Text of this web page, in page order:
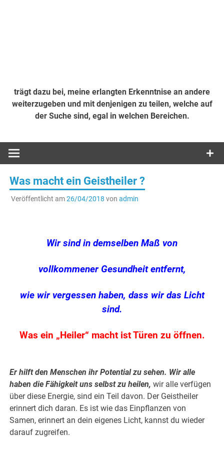
trägt dazu bei, meine erlangten Erkenntnise an andere
weiterzugeben und mit denjenigen zu teilen, welche auf
der Suche sind, egal in welchen Bereichen.
Was macht ein Geistheiler ?
Veröffentlicht am26/04/2018 von admin
Wir sind in demselben Maß von
vollkommener Gesundheit entfernt,
wie wir vergessen haben, dass wir das Licht
sind.
Was ein „Heiler“ macht ist Türen zu öffnen.
Er hilft den Menschen ihr Potential zu sehen. Wir alle
haben die Fähigkeit uns selbst zu heilen, wir alle verfügen
über diese Energie, sind ein Teil davon. Der Geistheiler
erinnert dich daran. Es ist wie das Einpflanzen von
Samen, erinnert an dein eigenes Licht, kannst du wieder
darauf zugreifen.